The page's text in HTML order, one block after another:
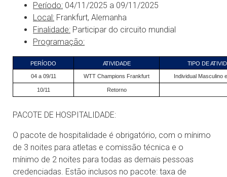
Período: 04/11/2025 a 09/11/2025
Local: Frankfurt, Alemanha
Finalidade: Participar do circuito mundial
Programação:
PERÍODO ATIVIDADE TIPO DE
04 a 09/11 WTT Champions Frankfurt Individual Masculino
10/11 Retorno
PACOTE DE HOSPITALIDADE:
O pacote de hospitalidade é obrigatório, com o mínimo
de 3 noites para atletas e comissão técnica e o
mínimo de 2 noites para todas as demais pessoas
credenciadas. Estão inclusos no pacote: taxa de